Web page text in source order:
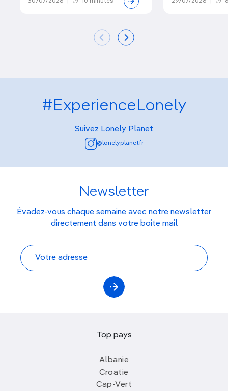
#ExperienceLonely
Suivez Lonely Planet
@lonelyplanetfr
Newsletter
Évadez-vous chaque semaine avec notre newsletter
directement dans votre boite mail
Top pays
Albanie
Croatie
Cap-Vert